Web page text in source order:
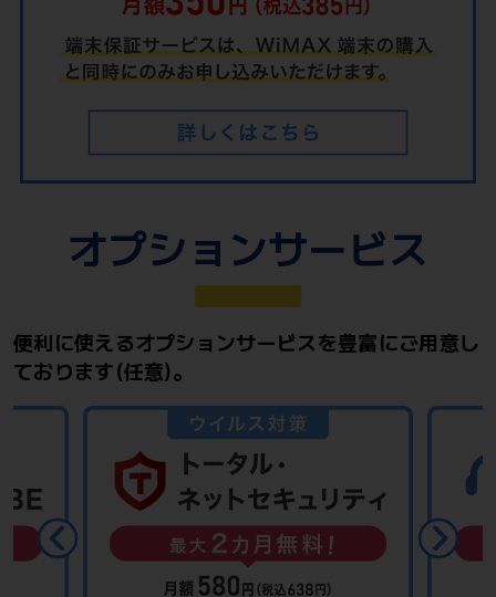
オプションサービス
便利に使えるオプションサービスを豊富にご用意し
ております(任意)。